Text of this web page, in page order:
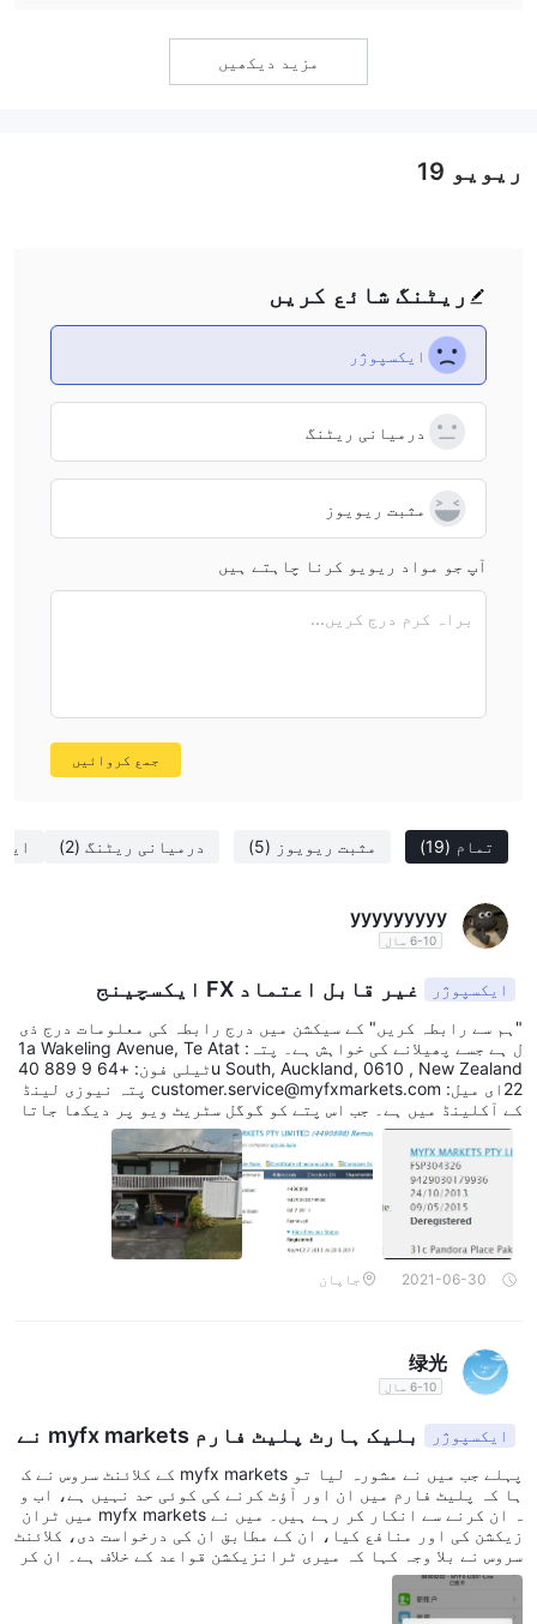
personally treat it as higher risk.
مزید دیکھیں
تمام (19) مثبت ریویوز (5) درمیانی ریٹنگ (2)
yyyyyyyyy
6-10 سال
ایکسپوژر غیر قابل اعتماد FX ایکسچینج
"ہم سے رابطہ کریں" کے سیکشن میں درج رابطہ کی معلومات درج ذی
ل ہے جسے پھیلانے کی خواہش ہے۔ پتہ: 1a Wakeling Avenue, Te Atat
u South, Auckland, 0610 , New Zealandٹیلی فون: +64 9 889 40
22ای میل: customer.service@myfxmarkets.com پتہ نیوزی لینڈ
کے آکلینڈ میں ہے۔ جب اس پتے کو گوگل سٹریٹ ویو پر دیکھا جاتا
ہے تو وہ تصویر 1 میں دکھائے گئے رہائشی علاقے کی طرح لگتا ہے،
اور یہ تصور کرنا مشکل ہے کہ کوئی FX بروکر اس پتے پر واقعی م
وجود ہو۔ مزید تحقیق سے، نیوزی لینڈ میں مالیاتی سروس فراہم
کنندہ کے طور پر اس کی رجسٹریشن کی جانچ پڑتال کرنے پر، نیوزی
لینڈ کے Financial Service Providers Register (FSPR) کی ویب سائٹ
و ہوئی تھی۔ تصویر 2 اس سے آگے، کارپوریٹ رجسٹریشن کی جانچ پڑ
تصویر 3 رجسٹریشن منسوخ ہونے کی وجہ درج نہیں ہے، لیکن ایسا
ادارہ جس کی رجسٹریشن منسوخ کر دی گئی ہو، قابل اعتماد نہیں س
مجھا جا سکتا۔
2021-06-30 جاپان
绿光
6-10 سال
ایکسپوژر
بلیک ہارٹ پلیٹ فارم myfx markets نے
بے قاعدہ طریقے سے ٹرانزیکشن بلاک کر دیا
پہلے جب میں نے مشورہ لیا تو myfx markets کے کلائنٹ سروس نے ک
ہا کہ پلیٹ فارم میں ان اور آؤٹ کرنے کی کوئی حد نہیں ہے، اب و
ہ ان کرنے سے انکار کر رہے ہیں۔ میں نے myfx markets میں ٹران
زیکشن کی اور منافع کیا، ان کے مطابق ان کی درخواست دی، کلائنٹ
سروس نے بلا وجہ کہا کہ میری ٹرانزیکشن قواعد کے خلاف ہے۔ ان کر
نے کی اجازت نہیں ہے۔ میرے تمام آرڈرز ہاتھ سے تھے اور کم از ک
م چند منٹ تک جاری رہے، مجھے سمجھ نہیں آتی کہ یہ قواعد کے خلاف
کیسے ہے، کیا منافع ہونے پر ان کی اجازت نہیں ہے؟ آج دوپہر می
ریٹنگ شائع کریں
ایکسپوژر
درمیانی ریٹنگ
مثبت ریویوز
آپ جو مواد ریویو کرنا چاہتے ہیں
براہ کرم درج کریں...
جمع کروائیں
ریویو